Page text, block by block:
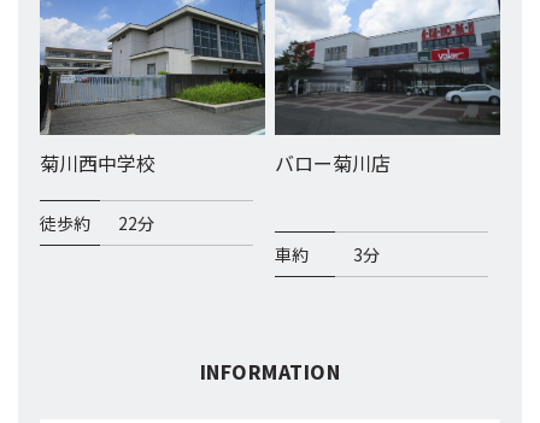
菊川西中学校
徒歩約 22分
バロー菊川店
車約 3分
INFORMATION